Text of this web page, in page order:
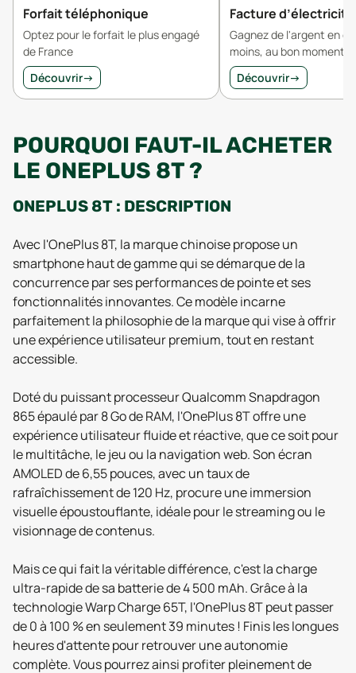
Forfait téléphonique
Optez pour le forfait le plus engagé
de France
Découvrir→
Facture d’électricité
Gagnez de l'argent en
moins, au bon moment.
Découvrir→
POURQUOI FAUT-IL ACHETER
LE ONEPLUS 8T ?
ONEPLUS 8T : DESCRIPTION
Avec l'OnePlus 8T, la marque chinoise propose un
smartphone haut de gamme qui se démarque de la
concurrence par ses performances de pointe et ses
fonctionnalités innovantes. Ce modèle incarne
parfaitement la philosophie de la marque qui vise à offrir
une expérience utilisateur premium, tout en restant
accessible.
Doté du puissant processeur Qualcomm Snapdragon
865 épaulé par 8 Go de RAM, l'OnePlus 8T offre une
expérience utilisateur fluide et réactive, que ce soit pour
le multitâche, le jeu ou la navigation web. Son écran
AMOLED de 6,55 pouces, avec un taux de
rafraîchissement de 120 Hz, procure une immersion
visuelle époustouflante, idéale pour le streaming ou le
visionnage de contenus.
Mais ce qui fait la véritable différence, c'est la charge
ultra-rapide de sa batterie de 4 500 mAh. Grâce à la
technologie Warp Charge 65T, l'OnePlus 8T peut passer
de 0 à 100 % en seulement 39 minutes ! Finis les longues
heures d'attente pour retrouver une autonomie
complète. Vous pourrez ainsi profiter pleinement de